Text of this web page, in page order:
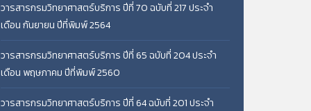
วารสารกรมวิทยาศาสตร์บริการ ปีที่ 70 ฉบับที่ 217 ประจำ
เดือน กันยายน ปีที่พิมพ์ 2564
วารสารกรมวิทยาศาสตร์บริการ ปีที่ 65 ฉบับที่ 204 ประจำ
เดือน พฤษภาคม ปีที่พิมพ์ 2560
วารสารกรมวิทยาศาสตร์บริการ ปีที่ 64 ฉบับที่ 201 ประจำ